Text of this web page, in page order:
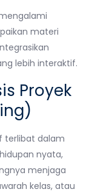
materi
lebih interaktif.
Proyek
terlibat dalam
nyata,
menjaga
kelas, atau